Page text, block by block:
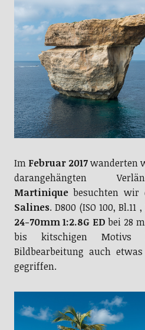
Im Februar 2017wanderten
darangehängten
Martiniquebesuchten wir
Salines. D800 (ISO 100,
24-70mm 1:2.8G ED bei 28
bis kitschigen
Bildbearbeitung auch
gegriffen.